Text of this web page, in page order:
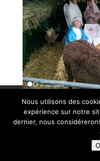
© Paroisse Sainte-Anne -
38110 La Tour du Pin -
Nous utilisons des
expérience sur notre
dernier, nous